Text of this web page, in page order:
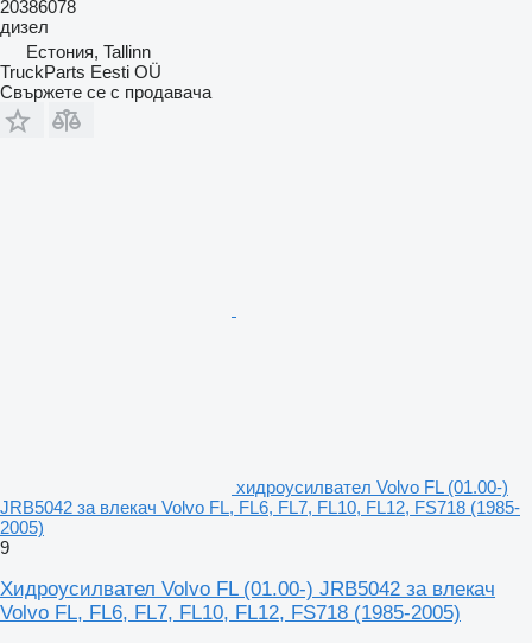
20386078
дизел
Естония, Tallinn
TruckParts Eesti OÜ
Свържете се с продавача
хидроусилвател Volvo FL (01.00-)
JRB5042 за влекач Volvo FL, FL6, FL7, FL10, FL12, FS718 (1985-
2005)
9
Хидроусилвател Volvo FL (01.00-) JRB5042 за влекач
Volvo FL, FL6, FL7, FL10, FL12, FS718 (1985-2005)